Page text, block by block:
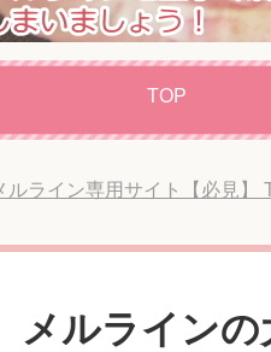
TOP
ルライン専用サイト【必見】
メルライン